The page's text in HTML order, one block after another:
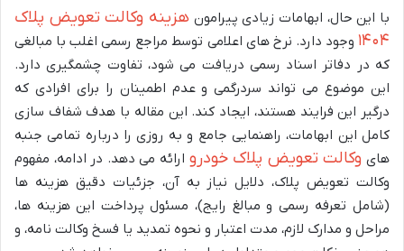
با این حال، ابهامات زیادی پیرامون هزینه وکالت تعویض پلاک
۱۴۰۴ وجود دارد. نرخ های اعلامی توسط مراجع رسمی اغلب با مبالغی
که در دفاتر اسناد رسمی دریافت می شود، تفاوت چشمگیری دارد.
این موضوع می تواند سردرگمی و عدم اطمینان را برای افرادی که
درگیر این فرایند هستند، ایجاد کند. این مقاله با هدف شفاف سازی
کامل این ابهامات، راهنمایی جامع و به روزی را درباره تمامی جنبه
های وکالت تعویض پلاک خودرو ارائه می دهد. در ادامه، مفهوم
وکالت تعویض پلاک، دلایل نیاز به آن، جزئیات دقیق هزینه ها
(شامل تعرفه رسمی و مبالغ رایج)، مسئول پرداخت این هزینه ها،
مراحل و مدارک لازم، مدت اعتبار و نحوه تمدید یا فسخ وکالت نامه، و